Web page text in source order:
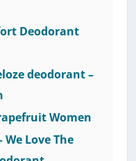
Deodorant
deodorant –
Women
We Love The